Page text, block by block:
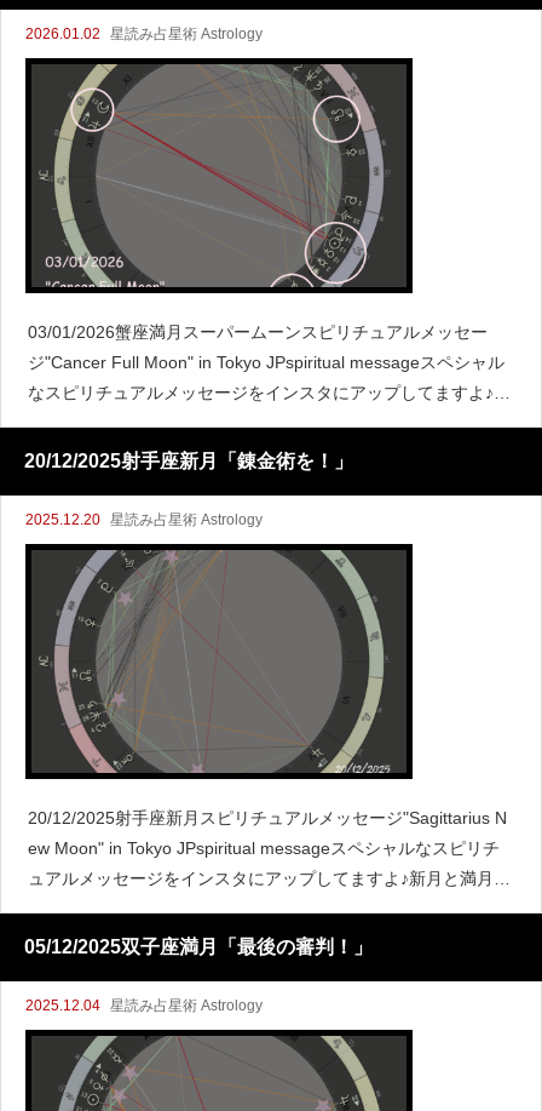
2026.01.02 星読み占星術 Astrology
03/01/2026蟹座満月スーパームーンスピリチュアルメッセー
ジ"Cancer Full Moon" in Tokyo JPspiritual messageスペシャル
なスピリチュアルメッセージをインスタにアップしてますよ♪新
月と満月の関
20/12/2025射手座新月「錬金術を！」
2025.12.20 星読み占星術 Astrology
20/12/2025射手座新月スピリチュアルメッセージ"Sagittarius N
ew Moon" in Tokyo JPspiritual messageスペシャルなスピリチ
ュアルメッセージをインスタにアップしてますよ♪新月と満月の
関係
05/12/2025双子座満月「最後の審判！」
2025.12.04 星読み占星術 Astrology